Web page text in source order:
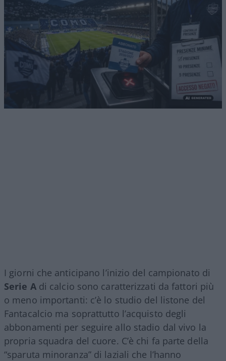
I giorni che anticipano l’inizio del campionato di
Serie Adi calcio sono caratterizzati da fattori più
o meno importanti: c’è lo studio del listone del
Fantacalcio ma soprattutto l’acquisto degli
abbonamenti per seguire allo stadio dal vivo la
propria squadra del cuore. C’è chi fa parte della
“sparuta minoranza” di laziali che l’hanno